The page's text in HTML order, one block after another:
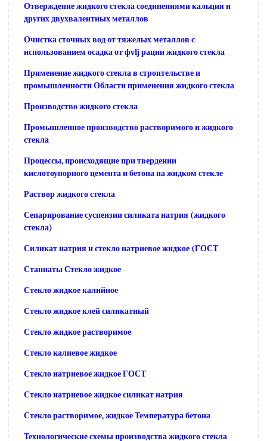
Отверждение жидкого стекла соединениями кальция и
других двухвалентных металлов
Очистка сточных вод от тяжелых металлов с
использованием осадка от фvlj рации жидкого стекла
Применение жидкого стекла в строительстве и
промышленности Области применения жидкого стекла
Производство жидкого стекла
Промышленное производство растворимого и жидкого
стекла
Процессы, происходящие при твердении
кислотоупорного цемента и бетона на жидком стекле
Раствор жидкого стекла
Сепарирование суспензии силиката натрия (жидкого
стекла)
Силикат натрия и стекло натриевое жидкое (ГОСТ
Станнаты Стекло жидкое
Стекло жидкое калийное
Стекло жидкое клей силикатный
Стекло жидкое растворимое
Стекло калиевое жидкое
Стекло натриевое жидкое ГОСТ
Стекло натриевое жидкое силикат натрия
Стекло растворимое, жидкое Температура бетона
Технологические схемы производства жидкого стекла